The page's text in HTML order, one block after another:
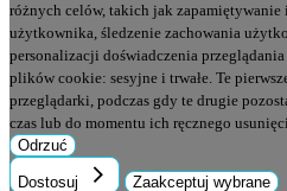
różnych celów, takich jak
użytkownika, śledzenie zachowania
personalizacji doświadczenia
plików cookie: sesyjne i trwałe. Te
przeglądarki, podczas gdy te drugie
czas lub do momentu ich ręcznego
Odrzuć
Dostosuj Zaakceptuj wybrane